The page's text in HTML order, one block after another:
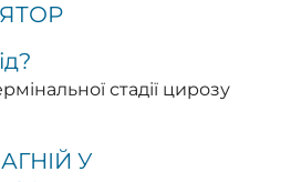
стадії цирозу
У